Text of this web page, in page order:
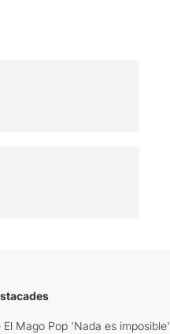
El Mago Pop 'Nada es imposible'